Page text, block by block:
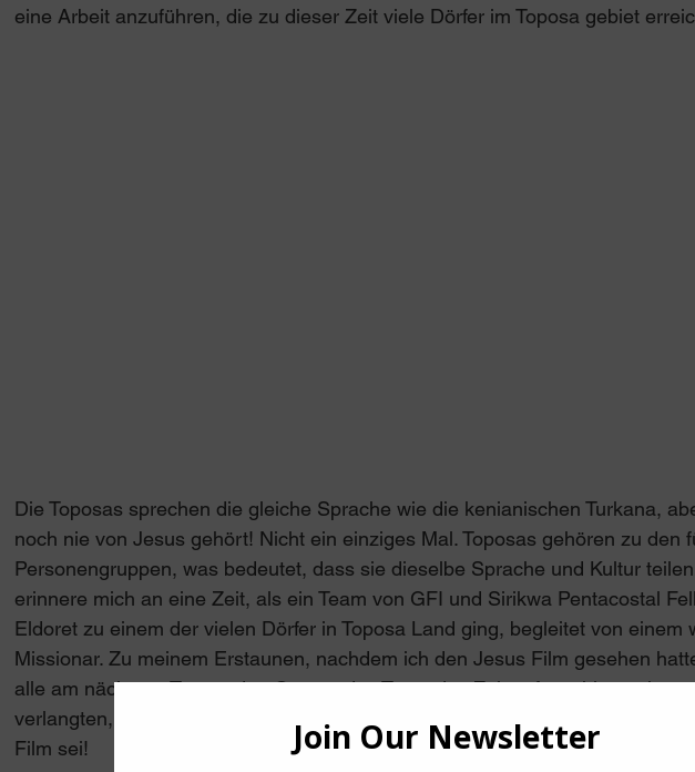
eine Arbeit anzuführen, die zu dieser Zeit viele Dörfer im Toposa gebiet
Die Toposas sprechen die gleiche Sprache wie die kenianischen Turkana,
noch nie von Jesus gehört! Nicht ein einziges Mal. Toposas gehören zu den
Personengruppen, was bedeutet, dass sie dieselbe Sprache und Kultur
erinnere mich an eine Zeit, als ein Team von GFI und Sirikwa Pentacostal
Eldoret zu einem der vielen Dörfer in Toposa Land ging, begleitet von einem
Missionar. Zu meinem Erstaunen, nachdem ich den Jesus Film gesehen
alle am nächsten Tag an den Ort, wo das Team das Zelt aufgeschlagen
verlangten, dass Jesus mit ihnen redete und dachte, dass der weiße
Film sei!